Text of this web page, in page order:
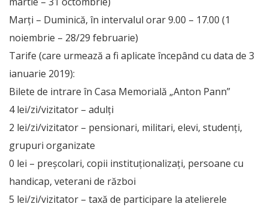
Marți – Duminică, în intervalul orar 9.00 – 17.00 (1
noiembrie – 28/29 februarie)
Tarife (care urmează a fi aplicate începând cu data de 3
ianuarie 2019):
Bilete de intrare în Casa Memorială „Anton Pann”
4 lei/zi/vizitator – adulţi
2 lei/zi/vizitator – pensionari, militari, elevi, studenţi,
grupuri organizate
0 lei – preșcolari, copii instituționalizați, persoane cu
handicap, veterani de război
5 lei/zi/vizitator – taxă de participare la atelierele